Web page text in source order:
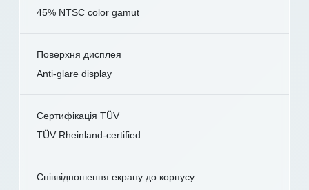
45% NTSC color gamut
Поверхня дисплея
Anti-glare display
Сертифікація TÜV
TÜV Rheinland-certified
Співвідношення екрану до корпусу